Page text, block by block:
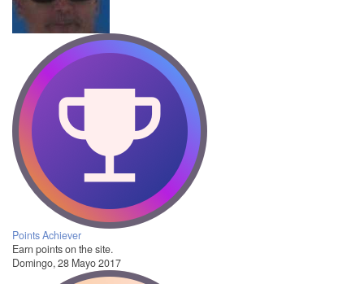
Points Achiever
Earn points on the site.
Domingo, 28 Mayo 2017